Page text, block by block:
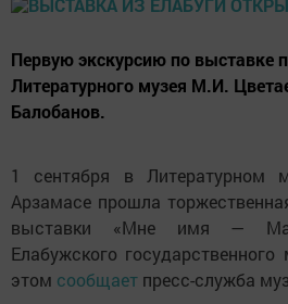
Первую экскурсию по выставке
Литературного музея М.И.
Балобанов.
1 сентября в Литературном
Арзамасе прошла
выставки «Мне имя —
Елабужского государственного
этом сообщает пресс-служба